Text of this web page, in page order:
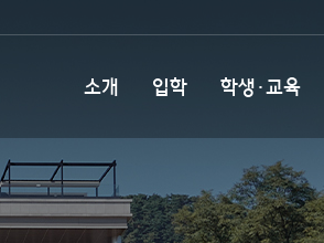
소개 입학 학생·교육